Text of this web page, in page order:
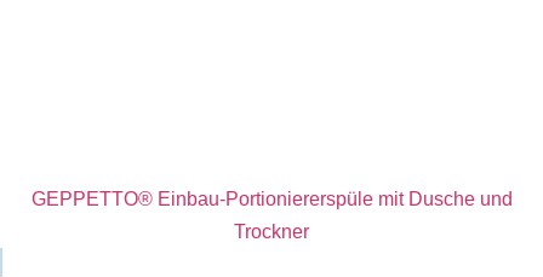
GEPPETTO® Einbau-Portioniererspüle mit Dusche und
Trockner